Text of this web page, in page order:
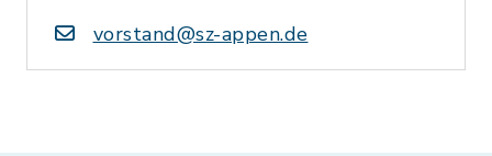
vorstand@sz-appen.de